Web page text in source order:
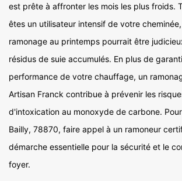
est prête à affronter les mois les plus froids.
êtes un utilisateur intensif de votre
ramonage au printemps pourrait être
résidus de suie accumulés. En plus de
performance de votre chauffage, un
Artisan Franck contribue à prévenir les
d'intoxication au monoxyde de carbone.
Bailly, 78870, faire appel à un ramoneur
démarche essentielle pour la sécurité et le
foyer.